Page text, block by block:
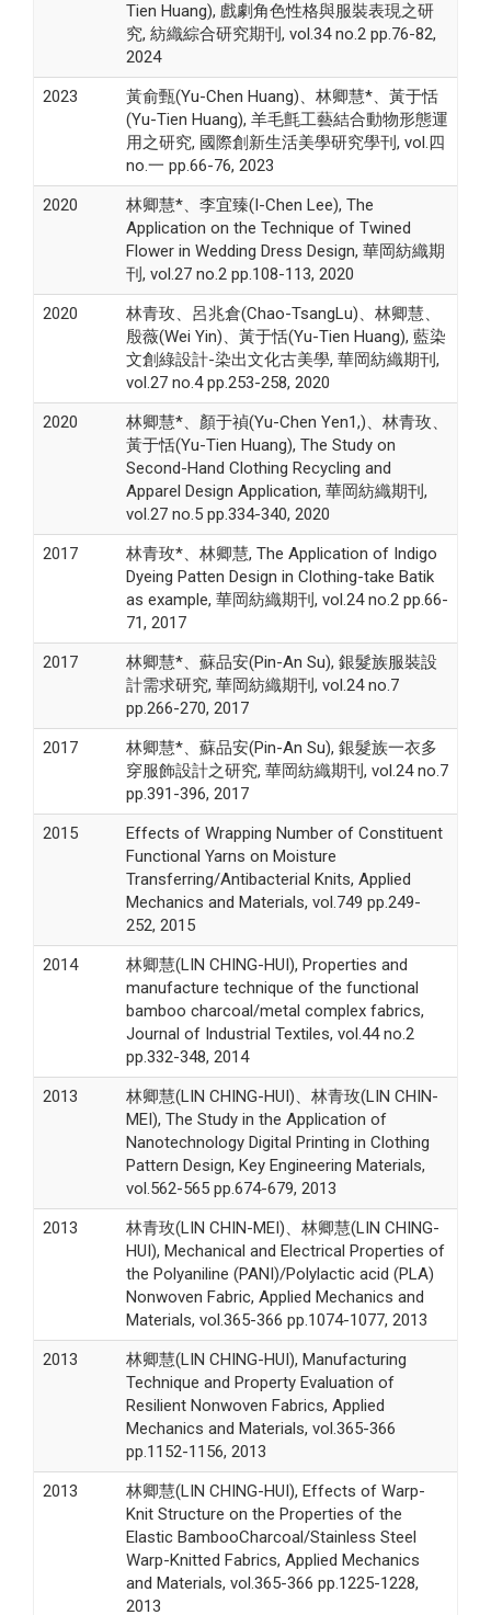
Tien Huang), 戲劇角色性格與服裝表現之研
究, 紡織綜合研究期刊, vol.34 no.2 pp.76-82,
2024
2023
黃俞甄(Yu-Chen Huang)、林卿慧*、黃于恬
(Yu-Tien Huang), 羊毛氈工藝結合動物形態運
用之研究, 國際創新生活美學研究學刊, vol.四
no.一 pp.66-76, 2023
2020
林卿慧*、李宜臻(I-Chen Lee), The
Application on the Technique of Twined
Flower in Wedding Dress Design, 華岡紡織期
刊, vol.27 no.2 pp.108-113, 2020
2020
林青玫、呂兆倉(Chao-TsangLu)、林卿慧、
殷薇(Wei Yin)、黃于恬(Yu-Tien Huang), 藍染
文創綠設計-染出文化古美學, 華岡紡織期刊,
vol.27 no.4 pp.253-258, 2020
2020
林卿慧*、顏于禎(Yu-Chen Yen1,)、林青玫、
黃于恬(Yu-Tien Huang), The Study on
Second-Hand Clothing Recycling and
Apparel Design Application, 華岡紡織期刊,
vol.27 no.5 pp.334-340, 2020
2017
林青玫*、林卿慧, The Application of Indigo
Dyeing Patten Design in Clothing-take Batik
as example, 華岡紡織期刊, vol.24 no.2 pp.66-
71, 2017
2017
林卿慧*、蘇品安(Pin-An Su), 銀髮族服裝設
計需求研究, 華岡紡織期刊, vol.24 no.7
pp.266-270, 2017
2017
林卿慧*、蘇品安(Pin-An Su), 銀髮族一衣多
穿服飾設計之研究, 華岡紡織期刊, vol.24 no.7
pp.391-396, 2017
2015
Effects of Wrapping Number of Constituent
Functional Yarns on Moisture
Transferring/Antibacterial Knits, Applied
Mechanics and Materials, vol.749 pp.249-
252, 2015
2014
林卿慧(LIN CHING-HUI), Properties and
manufacture technique of the functional
bamboo charcoal/metal complex fabrics,
Journal of Industrial Textiles, vol.44 no.2
pp.332-348, 2014
2013
林卿慧(LIN CHING-HUI)、林青玫(LIN CHIN-
MEI), The Study in the Application of
Nanotechnology Digital Printing in Clothing
Pattern Design, Key Engineering Materials,
vol.562-565 pp.674-679, 2013
2013
林青玫(LIN CHIN-MEI)、林卿慧(LIN CHING-
HUI), Mechanical and Electrical Properties of
the Polyaniline (PANI)/Polylactic acid (PLA)
Nonwoven Fabric, Applied Mechanics and
Materials, vol.365-366 pp.1074-1077, 2013
2013
林卿慧(LIN CHING-HUI), Manufacturing
Technique and Property Evaluation of
Resilient Nonwoven Fabrics, Applied
Mechanics and Materials, vol.365-366
pp.1152-1156, 2013
2013
林卿慧(LIN CHING-HUI), Effects of Warp-
Knit Structure on the Properties of the
Elastic BambooCharcoal/Stainless Steel
Warp-Knitted Fabrics, Applied Mechanics
and Materials, vol.365-366 pp.1225-1228,
2013